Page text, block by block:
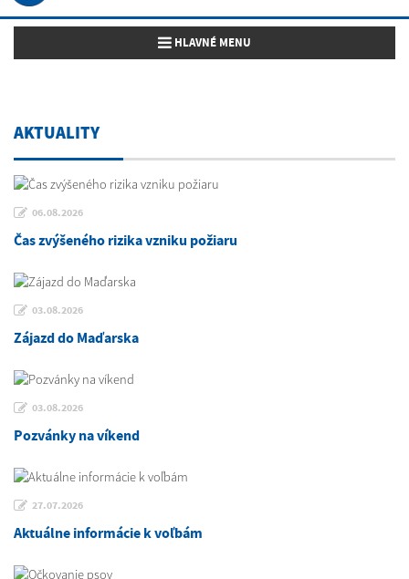
Toggle navigation
HLAVNÉ MENU
AKTUALITY
06.08.2026
Čas zvýšeného rizika vzniku požiaru
03.08.2026
Zájazd do Maďarska
03.08.2026
Pozvánky na víkend
27.07.2026
Aktuálne informácie k voľbám